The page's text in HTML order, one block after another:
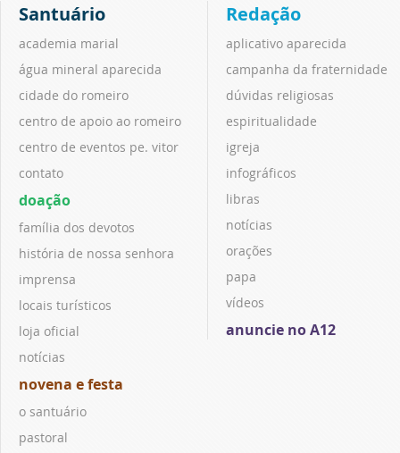
Santuário
academia marial
água mineral aparecida
cidade do romeiro
centro de apoio ao romeiro
centro de eventos pe. vitor
contato
doação
família dos devotos
história de nossa senhora
imprensa
locais turísticos
loja oficial
notícias
novena e festa
o santuário
pastoral
Redação
aplicativo aparecida
campanha da fraternidade
dúvidas religiosas
espiritualidade
igreja
infográficos
libras
notícias
orações
papa
vídeos
anuncie no A12